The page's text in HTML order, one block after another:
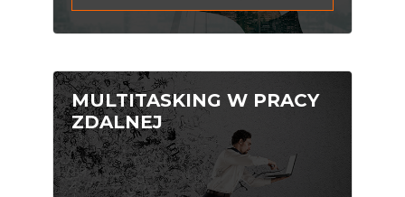
MULTITASKING W PRACY
ZDALNEJ